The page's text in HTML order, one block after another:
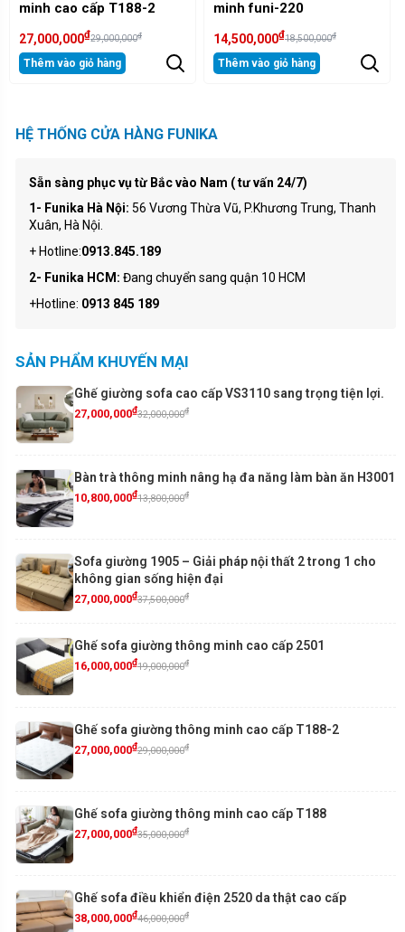
minh funi-220
14,500,000₫18,500,000
Thêm vào giỏ hàng
thông minh L06-3
17,500,000₫25,000,000
Thêm vào giỏ hàng
HỆ THỐNG CỬA HÀNG FUNIKA
Sẵn sàng phục vụ từ Bắc vào Nam ( tư vấn 24/7)
1- Funika Hà Nội: 56 Vương Thừa Vũ, P.Khương Trung, Thanh
Xuân, Hà Nội.
+ Hotline:0913.845.189
2- Funika HCM: Đang chuyển sang quận 10 HCM
+Hotline: 0913 845 189
SẢN PHẨM KHUYẾN MẠI
Ghế giường sofa cao cấp VS3110 sang trọng tiện lợi.
27,000,000₫32,000,000₫
Bàn trà thông minh nâng hạ đa năng làm bàn ăn H3001
10,800,000₫13,800,000₫
Sofa giường 1905 – Giải pháp nội thất 2 trong 1 cho
không gian sống hiện đại
27,000,000₫37,500,000₫
Ghế sofa giường thông minh cao cấp 2501
16,000,000₫19,000,000₫
Ghế sofa giường thông minh cao cấp T188-2
27,000,000₫29,000,000₫
Ghế sofa giường thông minh cao cấp T188
27,000,000₫35,000,000₫
Ghế sofa điều khiển điện 2520 da thật cao cấp
38,000,000₫46,000,000₫